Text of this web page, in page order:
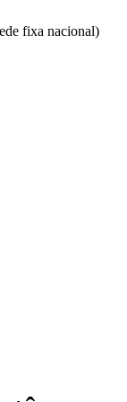
fixa nacional)